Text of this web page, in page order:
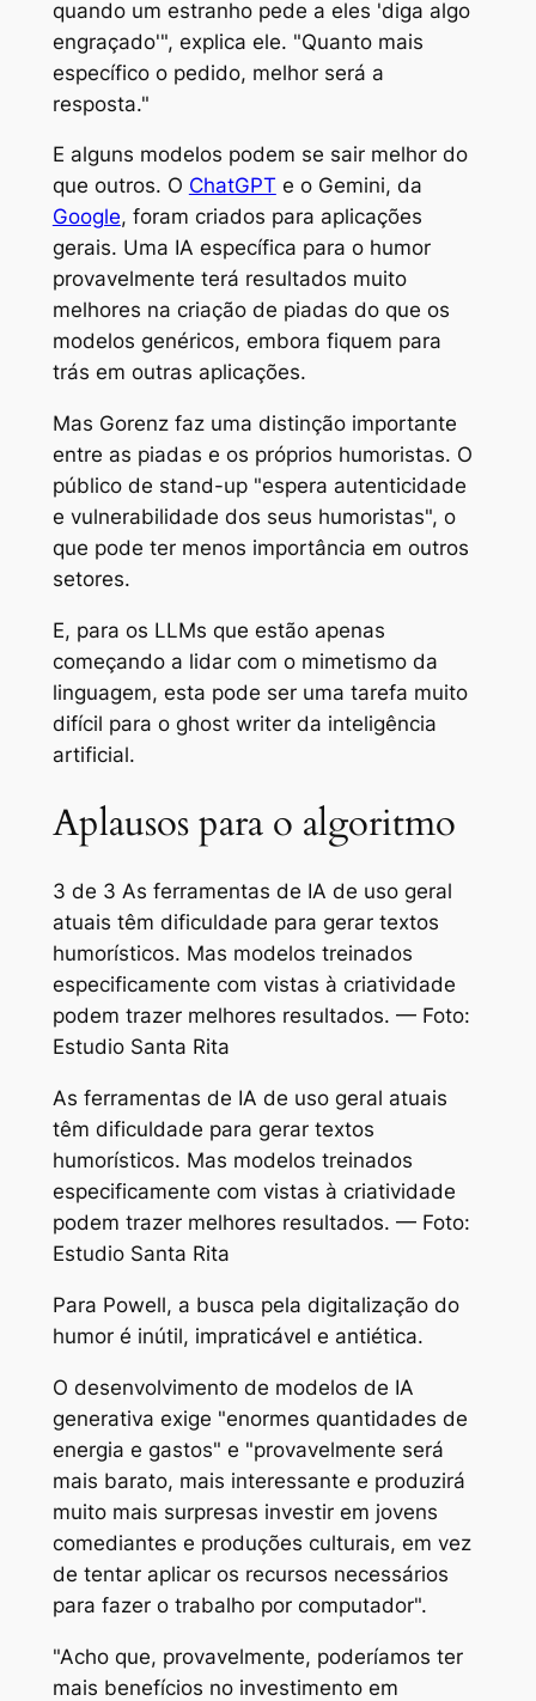
quando um estranho pede a eles 'diga algo
engraçado'", explica ele. "Quanto mais
específico o pedido, melhor será a
resposta."
E alguns modelos podem se sair melhor do
que outros. O ChatGPT e o Gemini, da
Google, foram criados para aplicações
gerais. Uma IA específica para o humor
provavelmente terá resultados muito
melhores na criação de piadas do que os
modelos genéricos, embora fiquem para
trás em outras aplicações.
Mas Gorenz faz uma distinção importante
entre as piadas e os próprios humoristas. O
público de stand-up "espera autenticidade
e vulnerabilidade dos seus humoristas", o
que pode ter menos importância em outros
setores.
E, para os LLMs que estão apenas
começando a lidar com o mimetismo da
linguagem, esta pode ser uma tarefa muito
difícil para o ghost writer da inteligência
artificial.
Aplausos para o algoritmo
3 de 3 As ferramentas de IA de uso geral
atuais têm dificuldade para gerar textos
humorísticos. Mas modelos treinados
especificamente com vistas à criatividade
podem trazer melhores resultados. — Foto:
Estudio Santa Rita
As ferramentas de IA de uso geral atuais
têm dificuldade para gerar textos
humorísticos. Mas modelos treinados
especificamente com vistas à criatividade
podem trazer melhores resultados. — Foto:
Estudio Santa Rita
Para Powell, a busca pela digitalização do
humor é inútil, impraticável e antiética.
O desenvolvimento de modelos de IA
generativa exige "enormes quantidades de
energia e gastos" e "provavelmente será
mais barato, mais interessante e produzirá
muito mais surpresas investir em jovens
comediantes e produções culturais, em vez
de tentar aplicar os recursos necessários
para fazer o trabalho por computador".
"Acho que, provavelmente, poderíamos ter
mais benefícios no investimento em